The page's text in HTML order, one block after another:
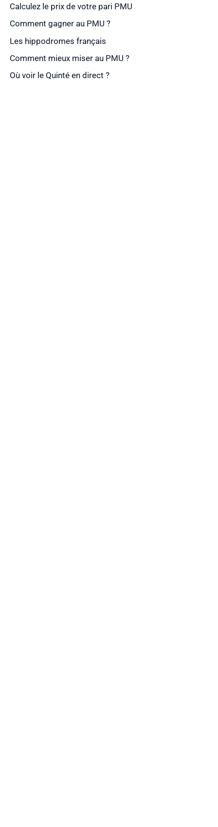
Calculez le prix de votre pari PMU
Comment gagner au PMU ?
Les hippodromes français
Comment mieux miser au PMU ?
Où voir le Quinté en direct ?